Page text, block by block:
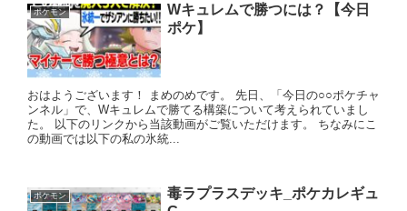
ポケモン
Wキュレムで勝つには？【今日
ポケ】
おはようございます！ まめのめです。 先日、「今日の○○ポケチャ
ンネル」で、Wキュレムで勝てる構築について考えられていまし
た。 以下のリンクから当該動画がご覧いただけます。 ちなみにこ
の動画では以下の私の氷統...
ポケモン
毒ラプラスデッキ_ポケカレギュ